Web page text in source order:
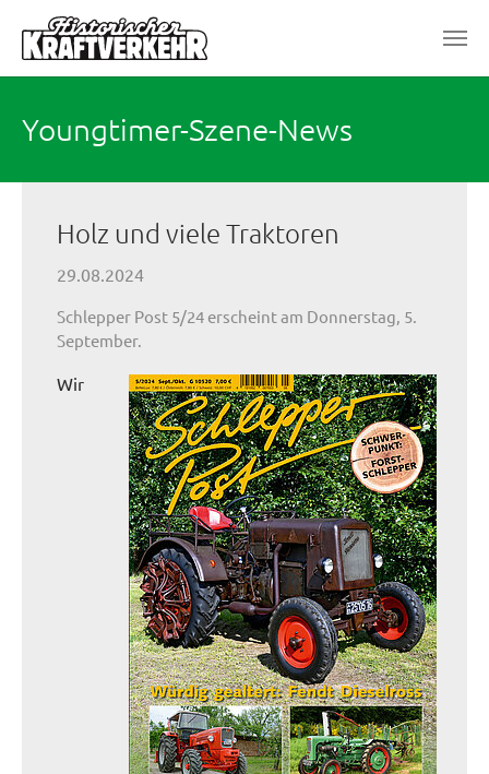
Youngtimer-Szene-News
Holz und viele Traktoren
29.08.2024
Schlepper Post 5/24 erscheint am Donnerstag, 5.
September.
Wir